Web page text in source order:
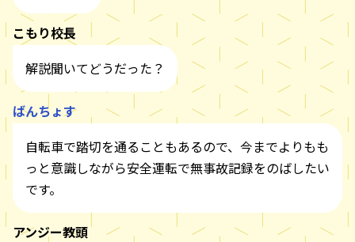
こもり校長
解説聞いてどうだった？
ばんちょす
自転車で踏切を通ることもあるので、今までよりもも
っと意識しながら安全運転で無事故記録をのばしたい
です。
アンジー教頭